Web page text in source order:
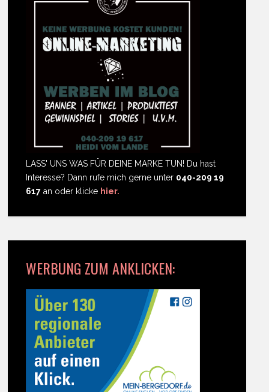
LASS' UNS WAS FÜR DEINE MARKE TUN! Du hast
Interesse? Dann rufe mich gerne unter 040-209 19
617 an oder klicke hier.
WERBUNG ZUM ANKLICKEN: